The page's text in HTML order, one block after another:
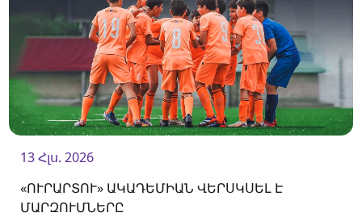
13 Հլս. 2026
«ՈՒՐԱՐՏՈՒ» ԱԿԱԴԵՄԻԱՆ ՎԵՐՍԿՍԵԼ Է
ՄԱՐԶՈՒՄՆԵՐԸ